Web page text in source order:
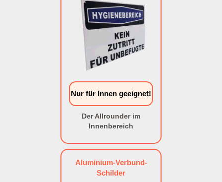
Nur für Innen geeignet!
Der Allrounder im
Innenbereich
Aluminium-Verbund-
Schilder